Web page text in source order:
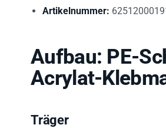
Artikelnummer:
Aufbau: PE-
Acrylat-
Träger